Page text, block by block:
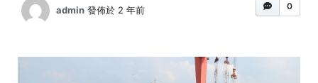
0
admin 發佈於 2 年前